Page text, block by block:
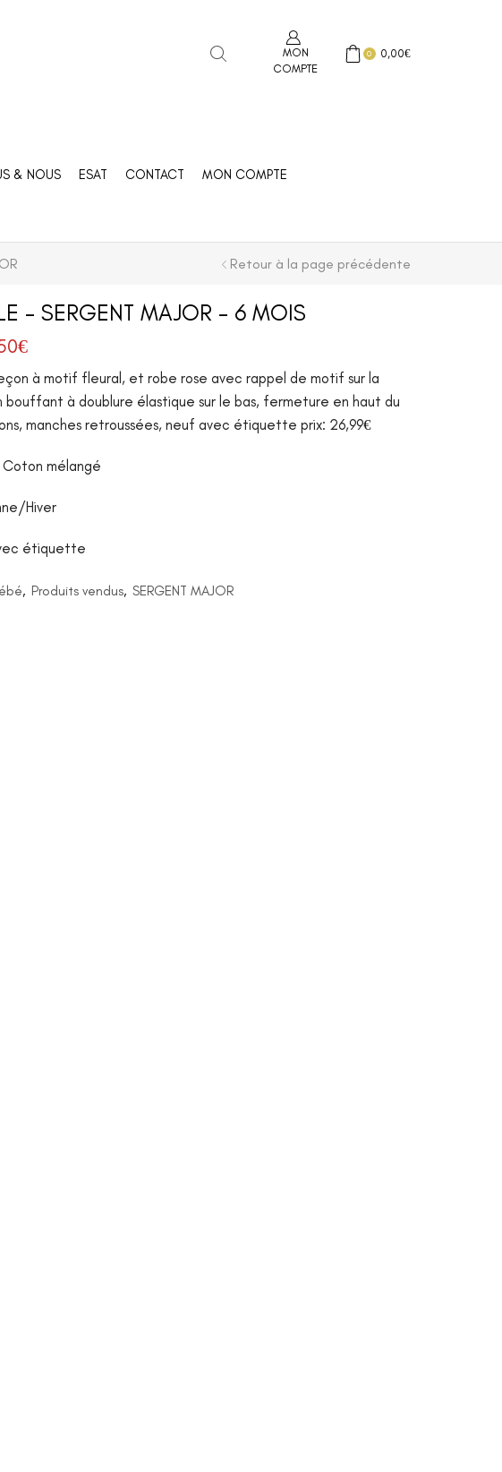
MON
COMPTE
0 0,00€
& NOUS ESAT CONTACT MON COMPTE
Retour à la page précédente
– SERGENT MAJOR – 6 MOIS
€
à motif fleural, et robe rose avec rappel de motif sur la
bouffant à doublure élastique sur le bas, fermeture en haut du
manches retroussées, neuf avec étiquette prix: 26,99€
mélangé
Hiver
étiquette
, Produits vendus, SERGENT MAJOR